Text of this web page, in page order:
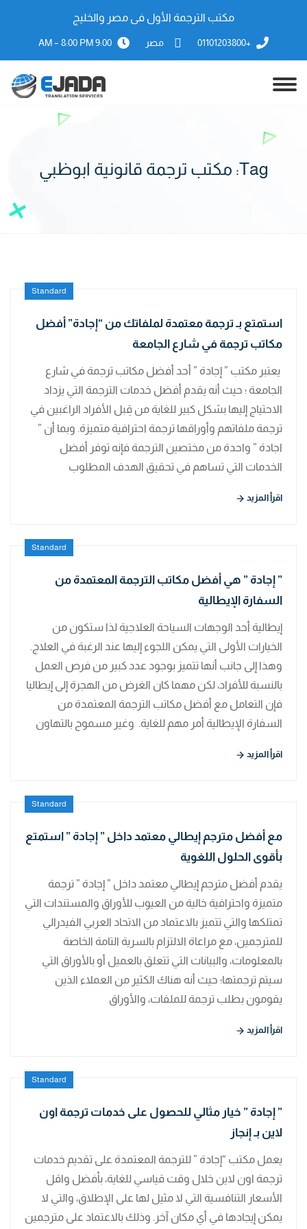
مكتب الترجمة الأول فى مصر والخليج
+01101203800 مصر 9:00 AM – 8:00 PM
Tag: مكتب ترجمة قانونية ابوظبي
Standard
استمتع بـ ترجمة معتمدة لملفاتك من “إجادة” أفضل
مكاتب ترجمة في شارع الجامعة
يعتبر مكتب ” إجادة ” أحد أفضل مكاتب ترجمة في شارع
الجامعة ؛ حيث أنه يقدم أفضل خدمات الترجمة التي يزداد
الاحتياج إليها بشكل كبير للغاية من قِبل الأفراد الراغبين في
ترجمة ملفاتهم وأوراقها ترجمة احترافية متميزة. وبما أن ”
اجادة ” واحدة من مختصين الترجمة فإنه توفر أفضل
الخدمات التي تساهم في تحقيق الهدف المطلوب
اقرأ المزيد
Standard
” إجادة ” هي أفضل مكاتب الترجمة المعتمدة من
السفارة الإيطالية
إيطالية أحد الوجهات السياحة العلاجية لذا ستكون من
الخيارات الأولى التي يمكن اللجوء إليها عند الرغبة في العلاج.
وهذا إلى جانب أنها تتميز بوجود عدد كبير من فرص العمل
بالنسبة للأفراد، لكن مهما كان الغرض من الهجرة إلى إيطاليا
فإن التعامل مع أفضل مكاتب الترجمة المعتمدة من
السفارة الإيطالية أمر مهم للغاية. وغير مسموح بالتهاون
اقرأ المزيد
Standard
مع أفضل مترجم إيطالي معتمد داخل ” إجادة ” استمتع
بأقوى الحلول اللغوية
يقدم أفضل مترجم إيطالي معتمد داخل ” إجادة ” ترجمة
متميزة واحترافية خالية من العيوب للأوراق والمستندات التي
تمتلكها والتي تتميز بالاعتماد من الاتحاد العربي الفيدرالي
للمترجمين، مع مراعاة الالتزام بالسرية التامة الخاصة
بالمعلومات، والبيانات التي تتعلق بالعميل أو بالأوراق التي
سيتم ترجمتها؛ حيث أنه هناك الكثير من العملاء الذين
يقومون بطلب ترجمة للملفات، والأوراق
اقرأ المزيد
Standard
” إجادة ” خيار مثالي للحصول على خدمات ترجمة اون
لاين بـ إنجاز
يعمل مكتب “إجادة ” للترجمة المعتمدة على تقديم خدمات
ترجمة اون لاين خلال وقت قياسي للغاية، بأفضل واقل
الأسعار التنافسية التي لا مثيل لها على الإطلاق، والتي لا
يمكن إيجادها في أي مكان آخر. وذلك بالاعتماد على مترجمين